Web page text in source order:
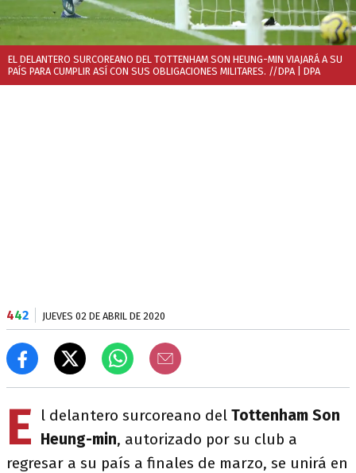
EL DELANTERO SURCOREANO DEL TOTTENHAM SON HEUNG-MIN VIAJARÁ A SU
PAÍS PARA CUMPLIR ASÍ CON SUS OBLIGACIONES MILITARES. //DPA | DPA
442 JUEVES 02 DE ABRIL DE 2020
E l delantero surcoreano del Tottenham Son
Heung-min, autorizado por su club a
regresar a su país a finales de marzo, se unirá en